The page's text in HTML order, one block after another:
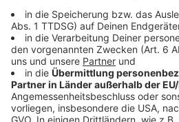
Heinsberg-Studie steht in
Anzeige
Schon seit Wochen gibt es
und seine Kollegen einige